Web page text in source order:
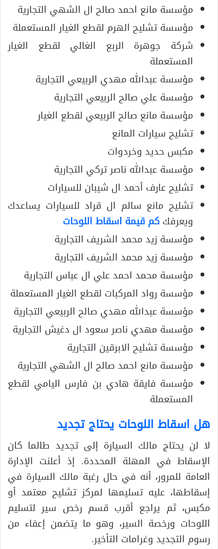
مؤسسة مانع احمد صالح ال الشهي التجارية
مؤسسة تشليح الهرم لقطع الغيار المستعملة
شركة جوهرة الربع الغالي لقطع الغيار
المستعملة
مؤسسة عبدالله مهدي الربيعي التجارية
مؤسسة علي صالح الربيعي التجارية
مؤسسة مانع صالح الربيعي لقطع الغيار
تشليح سيارات المانع
مكبس حديد وخردوات
مؤسسة عبدالله ناصر تركي التجارية
تشليح عارف أحمد ال شيبان للسيارات
تشليح مانع سالم ال قراد للسيارات يساعدك
ويعرفككم قيمة اسقاط اللوحات
مؤسسة زيد محمد الشريف التجارية
مؤسسة زيد محمد الشريف التجارية
مؤسسة محمد احمد علي ال عباس التجارية
مؤسسة رواد المركبات لقطع الغيار المستعملة
مؤسسة عبدالله مهدي صالح الربيعي التجارية
مؤسسة مهدي ناصر سعود ال دغيش التجارية
مؤسسة تشليح الابرقين التجارية
مؤسسة مانع احمد صالح ال الشهي التجارية
مؤسسة فايقة هادي بن فارس اليامي لقطع
المستعملة
هل اسقاط اللوحات يحتاج تجديد
لا لن يحتاج مالك السيارة إلى تجديد طالما كان
الإسقاط في المهلة المحددة. إذ أعلنت الإدارة
العامة للمرور، أنه في حال رغبة مالك السيارة في
إسقاطها، عليه تسليمها لمركز تشليح معتمد أو
مكبس، ثم يراجع أقرب قسم رخص سير لتسليم
اللوحات ورخصة السير، وهو ما يتضمن إعفاء من
رسوم التجديد وغرامات التأخير.